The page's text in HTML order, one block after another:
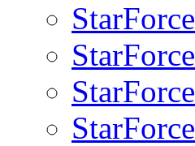
StarForce
StarForce
StarForce
StarForce